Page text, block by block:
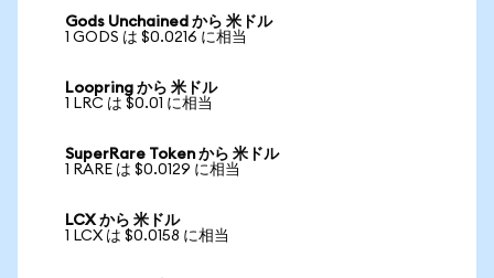
Gods Unchained から 米ドル
1 GODS は $0.0216 に相当
Loopring から 米ドル
1 LRC は $0.01 に相当
SuperRare Token から 米ドル
1 RARE は $0.0129 に相当
LCX から 米ドル
1 LCX は $0.0158 に相当